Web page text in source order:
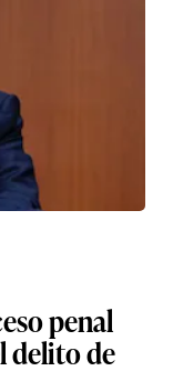
penal
delito de